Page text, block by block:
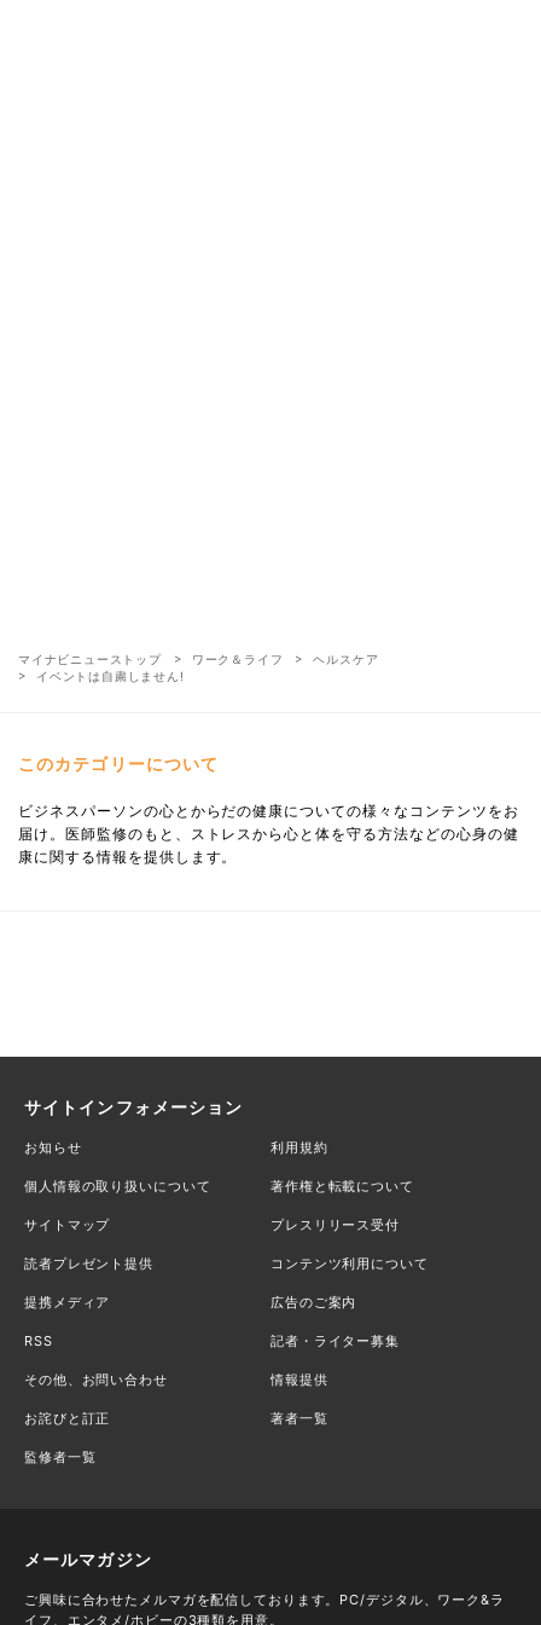
マイナビニューストップ ワーク＆ライフ
ヘルスケア
イベントは自粛しません!
このカテゴリーについて
ビジネスパーソンの心とからだの健康についての様々なコンテンツをお
届け。医師監修のもと、ストレスから心と体を守る方法などの心身の健
康に関する情報を提供します。
サイトインフォメーション
お知らせ 利用規約
個人情報の取り扱いについて 著作権と転載について
サイトマップ プレスリリース受付
読者プレゼント提供 コンテンツ利用について
提携メディア 広告のご案内
RSS 記者・ライター募集
その他、お問い合わせ 情報提供
お詫びと訂正 著者一覧
監修者一覧
メールマガジン
ご興味に合わせたメルマガを配信しております。PC/デジタル、ワーク&ラ
イフ、エンタメ/ホビーの3種類を用意。